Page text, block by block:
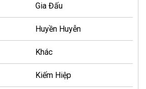
Gia Đấu
Huyền Huyễn
Khác
Kiếm Hiệp